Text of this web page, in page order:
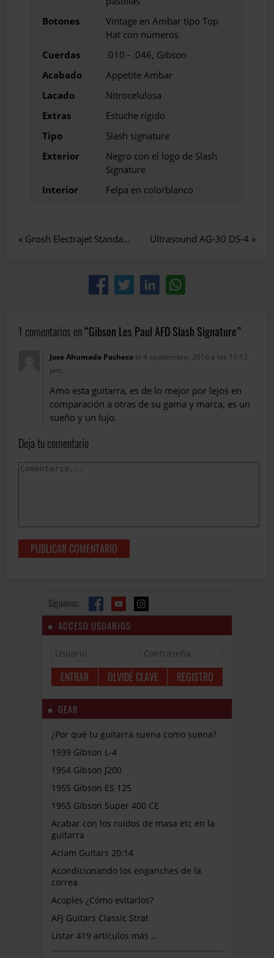
Botones
Vintage en Ambar tipo Top
Hat con números
Cuerdas
.010 - .046, Gibson
Acabado
Appetite Ambar
Lacado
Nitrocelulosa
Extras
Estuche rígido
Tipo
Slash signature
Exterior
Negro con el logo de Slash
Signature
Interior
Felpa en colorblanco
« Grosh Electrajet Standard Ultrasound AG-30 DS-4 »
1 comentarios en Gibson Les Paul AFD Slash Signature
Jose Ahumada Pacheco el 4 septiembre, 2016 a las 11:12
pm:
Amo esta guitarra, es de lo mejor por lejos en
comparación a otras de su gama y marca, es un
sueño y un lujo.
Deja tu comentario
Síguenos:
ACCESO USUARIOS
OLVIDÉ CLAVE REGISTRO
GEAR
¿Por qué tu guitarra suena como suena?
1939 Gibson L-4
1954 Gibson J200
1955 Gibson ES 125
1955 Gibson Super 400 CE
Acabar con los ruidos de masa etc en la
guitarra
Aclam Guitars 20:14
Acondicionando los enganches de la
correa
Acoples ¿Cómo evitarlos?
AFJ Guitars Classic Strat
Listar 419 artículos más …